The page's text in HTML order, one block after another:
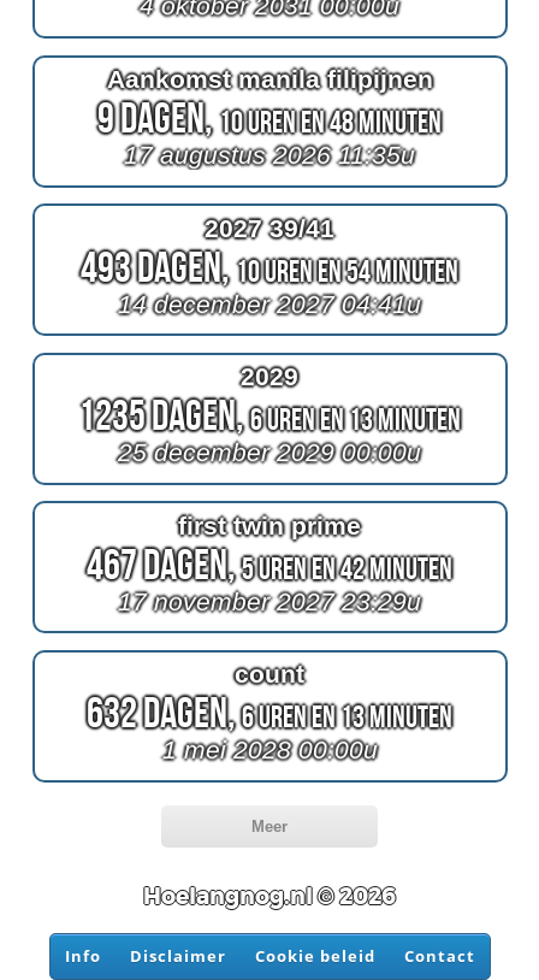
4 oktober 2031 00:00u
Aankomst manila filipijnen
9 Dagen,10 Uren en 48 Minuten
17 augustus 2026 11:35u
2027 39/41
493 Dagen,10 Uren en 54 Minuten
14 december 2027 04:41u
2029
1235 Dagen,6 Uren en 13 Minuten
25 december 2029 00:00u
first twin prime
467 Dagen,5 Uren en 42 Minuten
17 november 2027 23:29u
count
632 Dagen,6 Uren en 13 Minuten
1 mei 2028 00:00u
Meer
Hoelangnog.nl © 2026
Info Disclaimer Cookie beleid Contact